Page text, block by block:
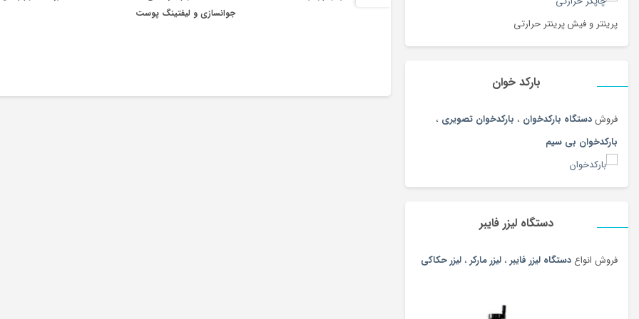
پرینتر و فیش پرینتر حرارتی
بارکد خوان
فروشدستگاه بارکدخوان ، بارکدخوان تصویری ،
بارکدخوان بی سیم
دستگاه لیزر فایبر
فروش انواع دستگاه لیزر فایبر ، لیزر مارکر ، لیزر حکاکی
جوانسازی و لیفتینگ پوست